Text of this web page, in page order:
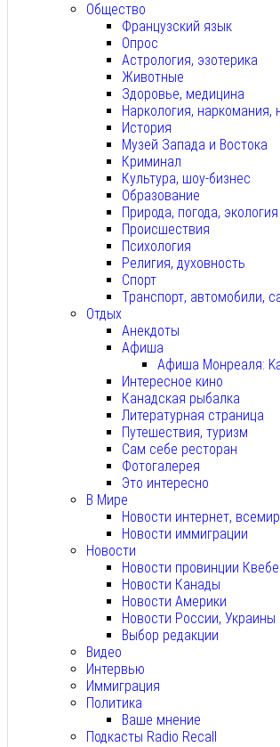
Общество
Французский язык
Опрос
Астрология, эзотерика
Животные
Здоровье, медицина
Наркология, наркомания,
История
Музей Запада и Востока
Криминал
Культура, шоу-бизнес
Образование
Природа, погода, экология
Происшествия
Психология
Религия, духовность
Спорт
Транспорт, автомобили,
Отдых
Анекдоты
Афиша
Афиша Монреаля:
Интересное кино
Канадская рыбалка
Литературная страница
Путешествия, туризм
Сам себе ресторан
Фотогалерея
Это интересно
В Мире
Новости интернет,
Новости иммиграции
Новости
Новости провинции
Новости Канады
Новости Америки
Новости России,
Выбор редакции
Видео
Интервью
Иммиграция
Политика
Ваше мнение
Подкасты Radio Recall